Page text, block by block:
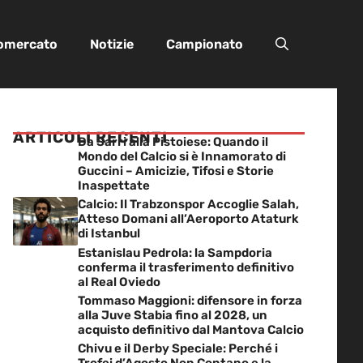
Notizie Campionato
ARTICOLI RECENTI
Da Sarri alla Pistoiese: Quando il
Mondo del Calcio si è Innamorato di
Guccini – Amicizie, Tifosi e Storie
Inaspettate
Calcio: Il Trabzonspor Accoglie Salah,
Atteso Domani all’Aeroporto Ataturk
di Istanbul
Estanislau Pedrola: la Sampdoria
conferma il trasferimento definitivo
al Real Oviedo
Tommaso Maggioni: difensore in forza
alla Juve Stabia fino al 2028, un
acquisto definitivo dal Mantova Calcio
Chivu e il Derby Speciale: Perché i